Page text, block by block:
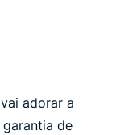
adorar a
garantia de